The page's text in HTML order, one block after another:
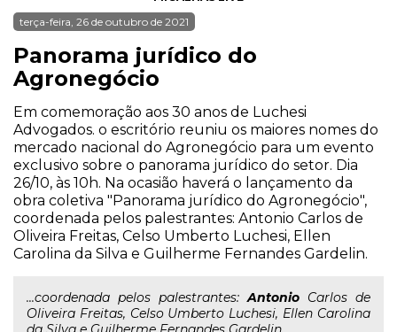
terça-feira, 26 de outubro de 2021
Panorama jurídico do
Agronegócio
Em comemoração aos 30 anos de Luchesi
Advogados. o escritório reuniu os maiores nomes do
mercado nacional do Agronegócio para um evento
exclusivo sobre o panorama jurídico do setor. Dia
26/10, às 10h. Na ocasião haverá o lançamento da
obra coletiva "Panorama jurídico do Agronegócio",
coordenada pelos palestrantes: Antonio Carlos de
Oliveira Freitas, Celso Umberto Luchesi, Ellen
Carolina da Silva e Guilherme Fernandes Gardelin.
...coordenada pelos palestrantes:Antonio Carlos de
Oliveira Freitas, Celso Umberto Luchesi, Ellen Carolina